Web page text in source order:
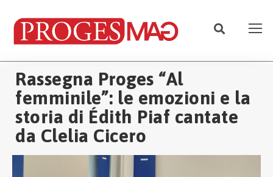
Rassegna Proges “Al
femminile”: le emozioni e la
storia di Édith Piaf cantate
da Clelia Cicero